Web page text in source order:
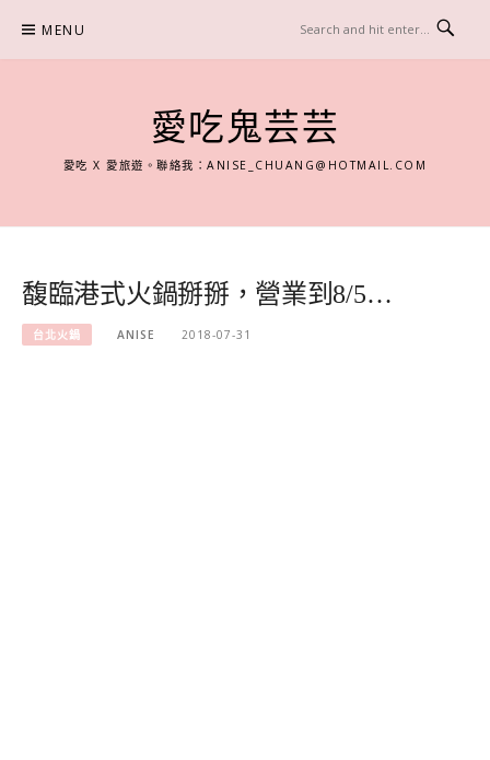
content
MENU
愛吃鬼芸芸
愛吃 X 愛旅遊。聯絡我：ANISE_CHUANG@HOTMAIL.COM
馥臨港式火鍋掰掰，營業到8/5…
台北火鍋 ANISE 2018-07-31